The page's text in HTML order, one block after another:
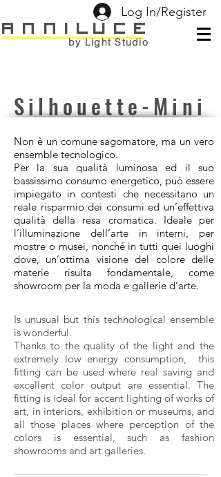
Log In/Register
ANNILUCE
by Light Studio
Silhouette-Mini
Non è un comune sagomatore, ma un vero
ensemble tecnologico.
Per la sua qualità luminosa ed il suo
bassissimo consumo energetico, può essere
impiegato in contesti che necessitano un
reale risparmio dei consumi ed un’effettiva
qualità della resa cromatica. Ideale per
l’illuminazione dell’arte in interni, per
mostre o musei, nonché in tutti quei luoghi
dove, un’ottima visione del colore delle
materie risulta fondamentale, come
showroom per la moda e gallerie d’arte.
Is unusual but this technological ensemble
is wonderful.
Thanks to the quality of the light and the
extremely low energy consumption, this
fitting can be used where real saving and
excellent color output are essential. The
fitting is ideal for accent lighting of works of
art, in interiors, exhibition or museums, and
all those places where perception of the
colors is essential, such as fashion
showrooms and art galleries.